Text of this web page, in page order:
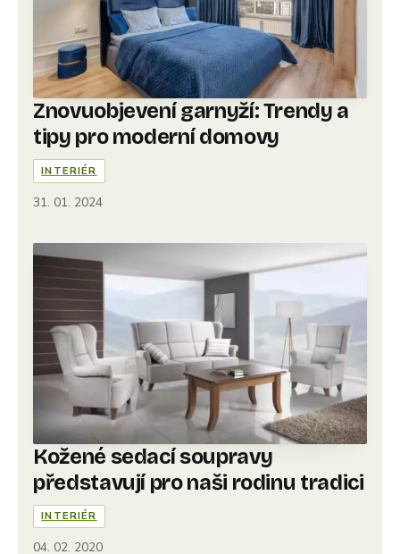
Znovuobjevení garnyží: Trendy a
tipy pro moderní domovy
INTERIÉR
31. 01. 2024
Kožené sedací soupravy
představují pro naši rodinu tradici
INTERIÉR
04. 02. 2020